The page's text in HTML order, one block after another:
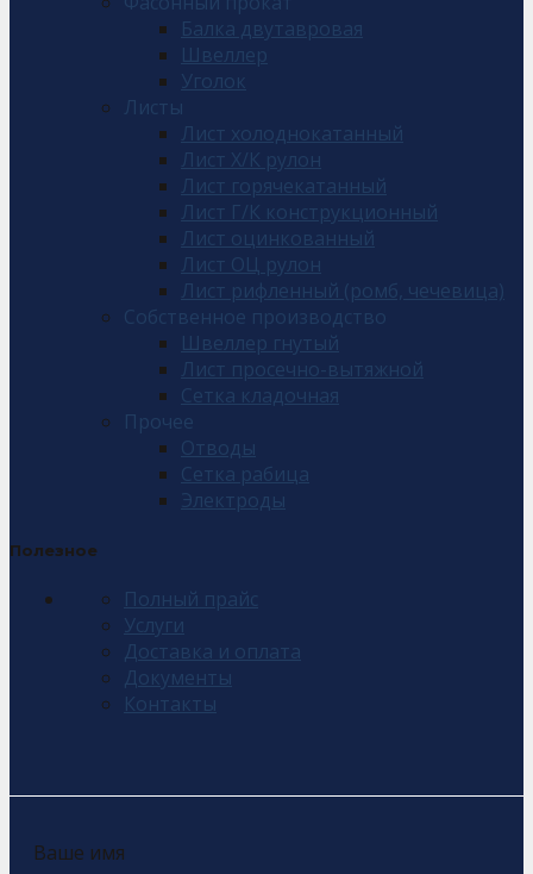
Балка двутавровая
Швеллер
Уголок
Листы
Лист холоднокатанный
Лист Х/К рулон
Лист горячекатанный
Лист Г/К конструкционный
Лист оцинкованный
Лист ОЦ рулон
Лист рифленный (ромб, чечевица)
Собственное производство
Швеллер гнутый
Лист просечно-вытяжной
Сетка кладочная
Прочее
Отводы
Сетка рабица
Электроды
Полезное
Полный прайс
Услуги
Доставка и оплата
Документы
Контакты
Ваше имя